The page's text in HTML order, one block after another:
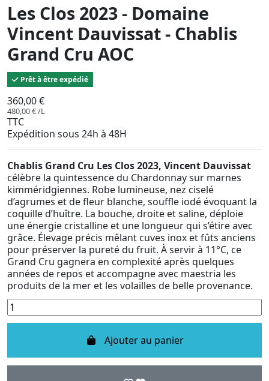
Les Clos 2023 - Domaine
Vincent Dauvissat - Chablis
Grand Cru AOC
Prêt à être expédié
360,00 €
480,00 € /L
TTC
Expédition sous 24h à 48H
Chablis Grand Cru Les Clos 2023, Vincent Dauvissat
célèbre la quintessence du Chardonnay sur marnes
kimméridgiennes. Robe lumineuse, nez ciselé
d’agrumes et de fleur blanche, souffle iodé évoquant la
coquille d’huître. La bouche, droite et saline, déploie
une énergie cristalline et une longueur qui s’étire avec
grâce. Élevage précis mêlant cuves inox et fûts anciens
pour préserver la pureté du fruit. À servir à 11°C, ce
Grand Cru gagnera en complexité après quelques
années de repos et accompagne avec maestria les
produits de la mer et les volailles de belle provenance.
Ajouter au panier